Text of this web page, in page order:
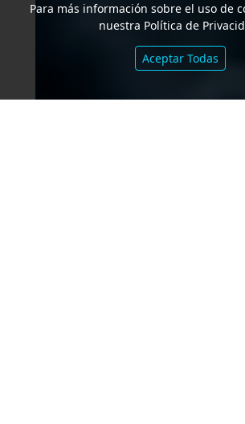
Para más información sobre el uso de
nuestra Política de
Aceptar Todas